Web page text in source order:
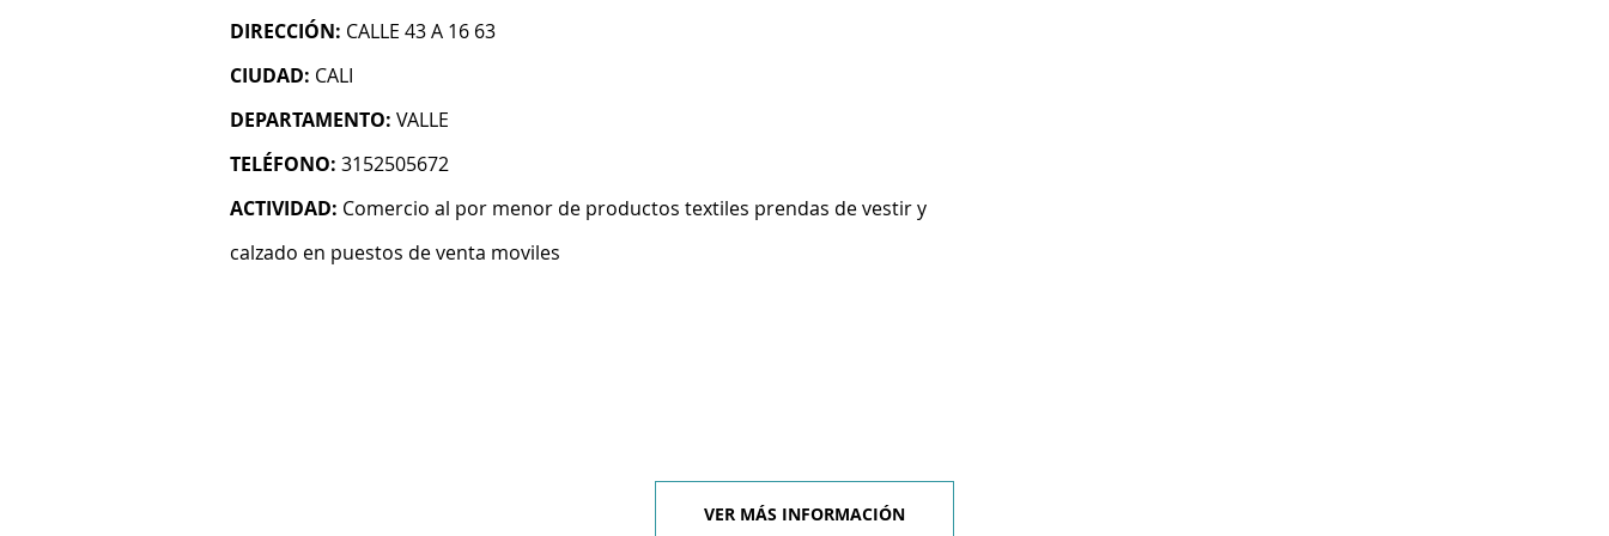
DIRECCIÓN: CALLE 43 A 16 63
CIUDAD: CALI
DEPARTAMENTO: VALLE
TELÉFONO: 3152505672
ACTIVIDAD: Comercio al por menor de productos textiles prendas de vestir y
calzado en puestos de venta moviles
VER MÁS INFORMACIÓN